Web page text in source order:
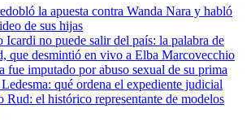
la apuesta contra Wanda Nara y habló
de sus hijas
Icardi no puede salir del país: la palabra de
que desmintió en vivo a Elba Marcovecchio
fue imputado por abuso sexual de su prima
qué ordena el expediente judicial
el histórico representante de modelos